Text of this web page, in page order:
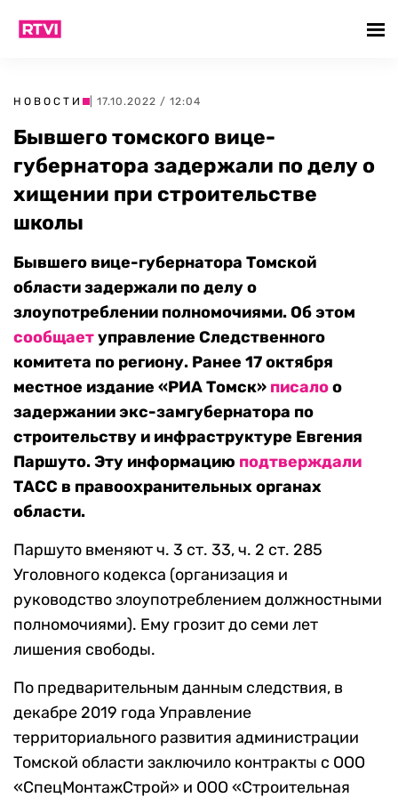
НОВОСТИ | 17.10.2022 / 12:04
Бывшего томского вице-
губернатора задержали по делу о
хищении при строительстве
школы
Бывшего вице-губернатора Томской
области задержали по делу о
злоупотреблении полномочиями. Об этом
сообщаетуправление Следственного
комитета по региону. Ранее 17 октября
местное издание «РИА Томск» писалоо
задержании экс-замгубернатора по
строительству и инфраструктуре Евгения
Паршуто. Эту информацию подтверждали
ТАСС в правоохранительных органах
области.
Паршуто вменяют ч. 3 ст. 33, ч. 2 ст. 285
Уголовного кодекса (организация и
руководство злоупотреблением должностными
полномочиями). Ему грозит до семи лет
лишения свободы.
По предварительным данным следствия, в
декабре 2019 года Управление
территориального развития администрации
Томской области заключило контракты с ООО
«СпецМонтажСтрой» и ООО «Строительная